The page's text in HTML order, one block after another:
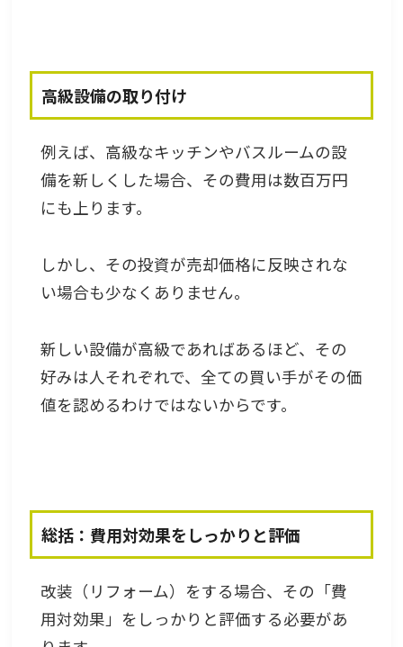
高級設備の取り付け
例えば、高級なキッチンやバスルームの設
備を新しくした場合、その費用は数百万円
にも上ります。
しかし、その投資が売却価格に反映されな
い場合も少なくありません。
新しい設備が高級であればあるほど、その
好みは人それぞれで、全ての買い手がその価
値を認めるわけではないからです。
総括：費用対効果をしっかりと評価
改装（リフォーム）をする場合、その「費
用対効果」をしっかりと評価する必要があ